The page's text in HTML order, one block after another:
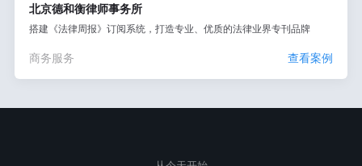
北京德和衡律师事务所
搭建《法律周报》订阅系统，打造专业、优质的法律业界专刊品牌
商务服务 查看案例